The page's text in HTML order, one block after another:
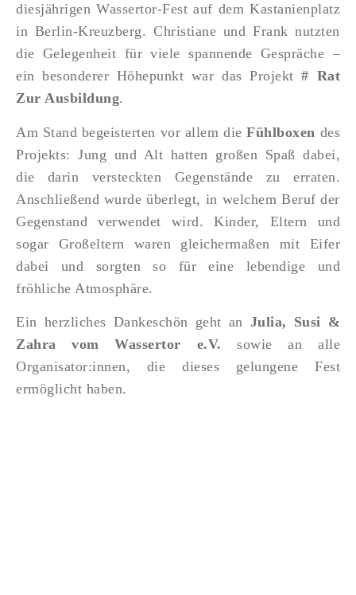
diesjährigen Wassertor-Fest auf dem Kastanienplatz
in Berlin-Kreuzberg. Christiane und Frank nutzten
die Gelegenheit für viele spannende Gespräche –
ein besonderer Höhepunkt war das Projekt# Rat
Zur Ausbildung.
Am Stand begeisterten vor allem dieFühlboxen des
Projekts: Jung und Alt hatten großen Spaß dabei,
die darin versteckten Gegenstände zu erraten.
Anschließend wurde überlegt, in welchem Beruf der
Gegenstand verwendet wird. Kinder, Eltern und
sogar Großeltern waren gleichermaßen mit Eifer
dabei und sorgten so für eine lebendige und
fröhliche Atmosphäre.
Ein herzliches Dankeschön geht an Julia, Susi &
Zahra vom Wassertor e.V. sowie an alle
Organisator:innen, die dieses gelungene Fest
ermöglicht haben.